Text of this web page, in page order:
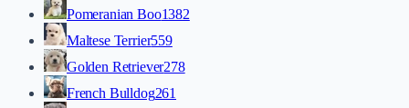
Pomeranian Boo1382
Maltese Terrier559
Golden Retriever278
French Bulldog261